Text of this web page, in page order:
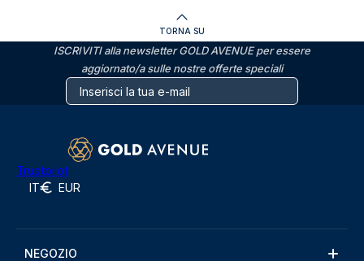
TORNA SU
ISCRIVITI alla newsletter GOLD AVENUE per essere
aggiornato/a sulle nostre offerte speciali
Trustpilot
IT EUR
NEGOZIO